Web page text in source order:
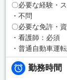
〇必要な経験・
・不問
〇必要な免許・
・看護師：必須
・普通自動車運
勤務時間